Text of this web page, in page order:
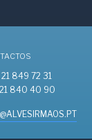
849 72 31
21 840 40 90